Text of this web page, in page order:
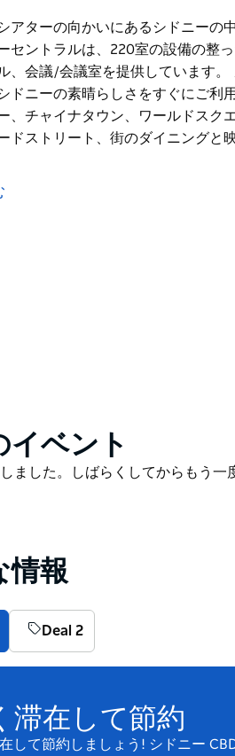
アターの向かいにあるシドニーの
セントラルは、220室の設備の整
、会議/会議室を提供しています
ドニーの素晴らしさをすぐにご利
、チャイナタウン、ワールドスク
ドストリート、街のダイニングと
セントラルは、220室の設備の整
、会議/会議室を提供しています。
イベント
ました。しばらくしてからもう一
情報
Deal 2
滞在して節約
して節約しましょう! シドニー